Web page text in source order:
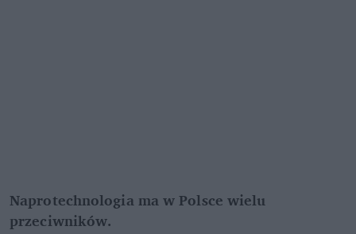
Naprotechnologia ma w Polsce wielu
przeciwników.